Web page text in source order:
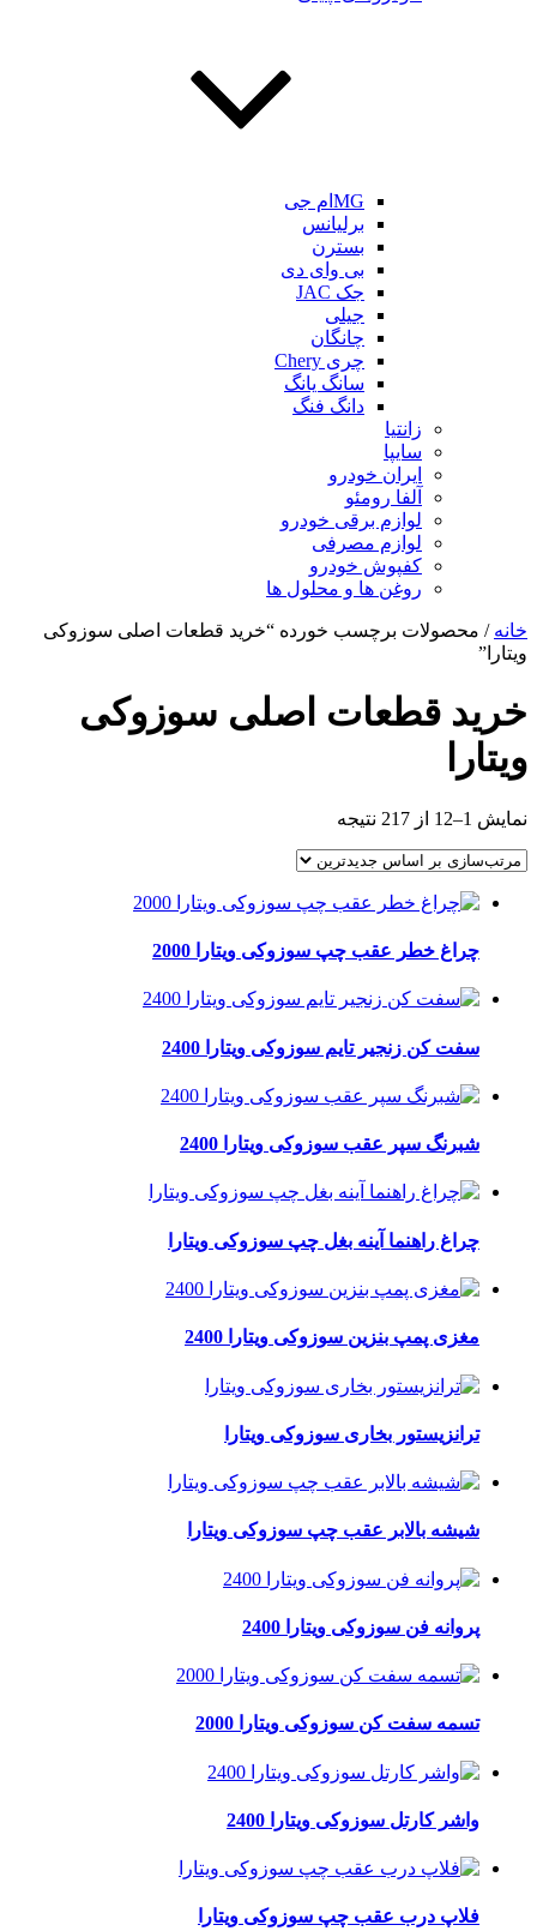
MGام جی
برلیانس
بسترن
بی وای دی
جک JAC
جیلی
چانگان
چری Chery
سانگ یانگ
دانگ فنگ
زانتیا
سایپا
ایران خودرو
آلفا رومئو
لوازم برقی خودرو
لوازم مصرفی
کفپوش خودرو
روغن ها و محلول ها
خانه / محصولات برچسب خورده “خرید قطعات اصلی سوزوکی
ویتارا”
خرید قطعات اصلی سوزوکی
ویتارا
نمایش 1–12 از 217 نتیجه
اساس
چراغ خطر عقب چپ سوزوکی ویتارا 2000
سفت کن زنجیر تایم سوزوکی ویتارا 2400
شبرنگ سپر عقب سوزوکی ویتارا 2400
چراغ راهنما آینه بغل چپ سوزوکی ویتارا
مغزی پمپ بنزین سوزوکی ویتارا 2400
ترانزیستور بخاری سوزوکی ویتارا
شیشه بالابر عقب چپ سوزوکی ویتارا
پروانه فن سوزوکی ویتارا 2400
تسمه سفت کن سوزوکی ویتارا 2000
واشر کارتل سوزوکی ویتارا 2400
فلاپ درب عقب چپ سوزوکی ویتارا